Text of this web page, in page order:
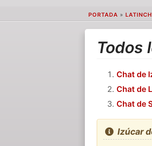
PORTADA »
Todos
Chat de
Chat de
Chat de
Izúcar